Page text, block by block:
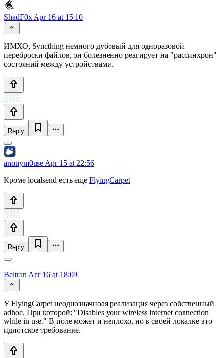
ShadF0x Apr 16 at 15:10
ИМХО, Syncthing немного дубовый для одноразовой
переброски файлов, он болезненно реагирует на "рассинхрон"
состояний между устройствами.
Reply
anonym0use Apr 15 at 22:56
Кроме localsend есть еще FlyingCarpet
Reply
Beltran Apr 16 at 18:09
У FlyingCarpet неоднозначноая реализация через собственный
adhoc. При которой: "Disables your wireless internet connection
while in use." В поле может и неплохо, но в своей локалке это
идиотское требование.